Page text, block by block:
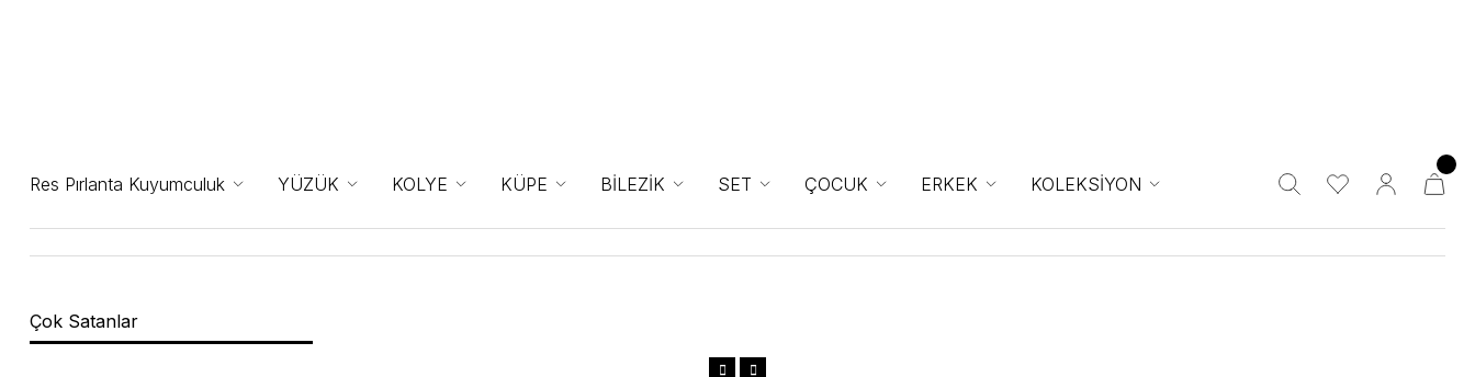
Res Pırlanta Kuyumculuk YÜZÜK KOLYE KÜPE BİLEZİK SET ÇOCUK ERKEK KOLEKSİYON
Çok Satanlar